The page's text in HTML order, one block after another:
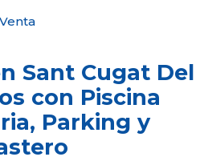
Sant Cugat Del
con Piscina
Parking y